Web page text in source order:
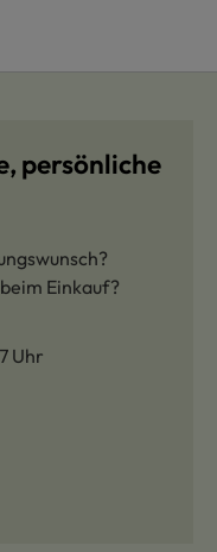
persönliche
Einkauf?
Uhr